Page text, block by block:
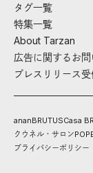
タグ一覧
特集一覧
About Tarzan
広告に関するお
プレスリリース受
ananBRUTUSCasa
クウネル・サロン
プライバシーポリシー